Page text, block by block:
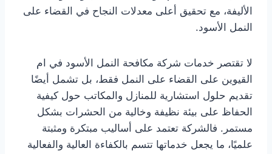
الأليفة، مع تحقيق أعلى معدلات النجاح في القضاء على
النمل الأسود.
لا تقتصر خدمات شركة مكافحة النمل الأسود في ام
القيوين على القضاء على النمل فقط، بل تشمل أيضًا
تقديم حلول استشارية للمنازل والمكاتب حول كيفية
الحفاظ على بيئة نظيفة وخالية من الحشرات بشكل
مستمر. فالشركة تعتمد على أساليب مبتكرة ومثبتة
علميًا، ما يجعل خدماتها تتسم بالكفاءة العالية والفعالية